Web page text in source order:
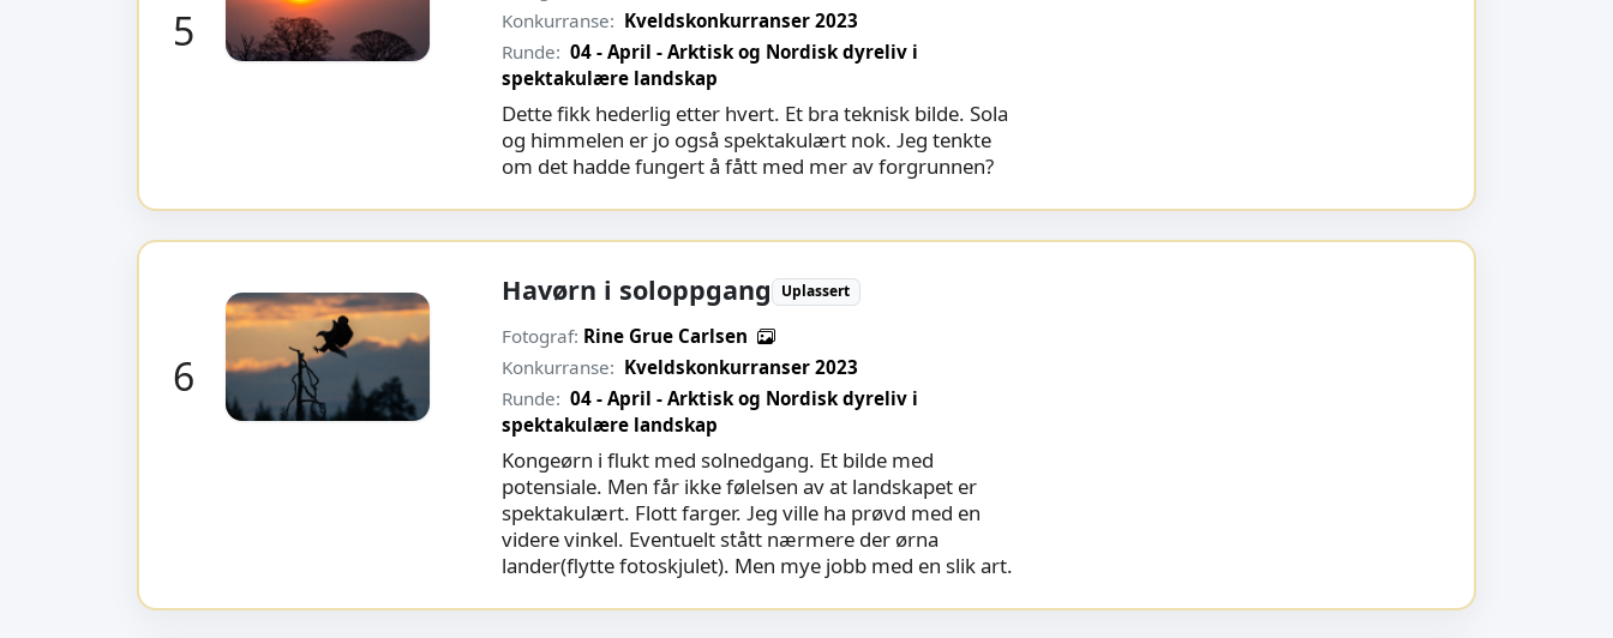
5
Konkurranse: Kveldskonkurranser 2023
Runde: 04 - April - Arktisk og Nordisk dyreliv i
spektakulære landskap
Dette fikk hederlig etter hvert. Et bra teknisk bilde. Sola
og himmelen er jo også spektakulært nok. Jeg tenkte
om det hadde fungert å fått med mer av forgrunnen?
6
Havørn i soloppgang Uplassert
Fotograf: Rine Grue Carlsen
Konkurranse: Kveldskonkurranser 2023
Runde: 04 - April - Arktisk og Nordisk dyreliv i
spektakulære landskap
Kongeørn i flukt med solnedgang. Et bilde med
potensiale. Men får ikke følelsen av at landskapet er
spektakulært. Flott farger. Jeg ville ha prøvd med en
videre vinkel. Eventuelt stått nærmere der ørna
lander(flytte fotoskjulet). Men mye jobb med en slik art.